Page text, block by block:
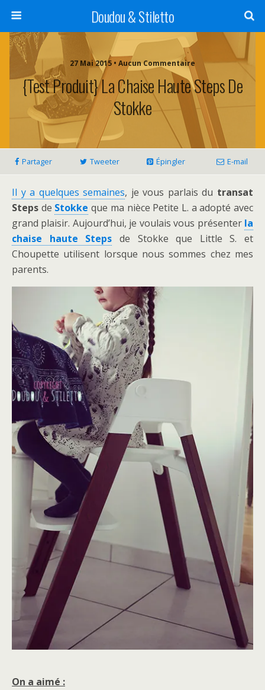
Doudou & Stiletto
27 Mai 2015 • Aucun Commentaire
{Test Produit} La Chaise Haute Steps De
Stokke
Partager Tweeter Épingler E-mail
Il y a quelques semaines, je vous parlais du transat
Steps de Stokke que ma nièce Petite L. a adopté avec
grand plaisir. Aujourd’hui, je voulais vous présenter la
chaise haute Steps de Stokke que Little S. et
Choupette utilisent lorsque nous sommes chez mes
parents.
On a aimé :